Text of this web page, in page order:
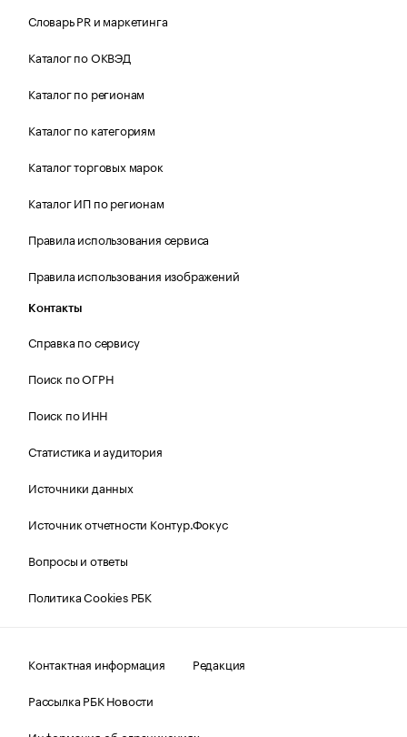
Словарь PR и маркетинга
Каталог по ОКВЭД
Каталог по регионам
Каталог по категориям
Каталог торговых марок
Каталог ИП по регионам
Правила использования сервиса
Правила использования изображений
Контакты
Справка по сервису
Поиск по ОГРН
Поиск по ИНН
Статистика и аудитория
Источники данных
Источник отчетности Контур.Фокус
Вопросы и ответы
Политика Cookies РБК
Контактная информация
Редакция
Рассылка РБК Новости